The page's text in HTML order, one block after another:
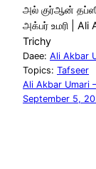
அல் குர்ஆன்
அக்பர் உமரி |
Trichy
Daee: Ali Akbar
Topics: Tafseer
Ali Akbar Umari
September 5,